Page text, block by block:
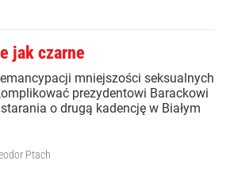
jak czarne
mniejszości seksualnych
prezydentowi Barackowi
o drugą kadencję w Białym
Ptach